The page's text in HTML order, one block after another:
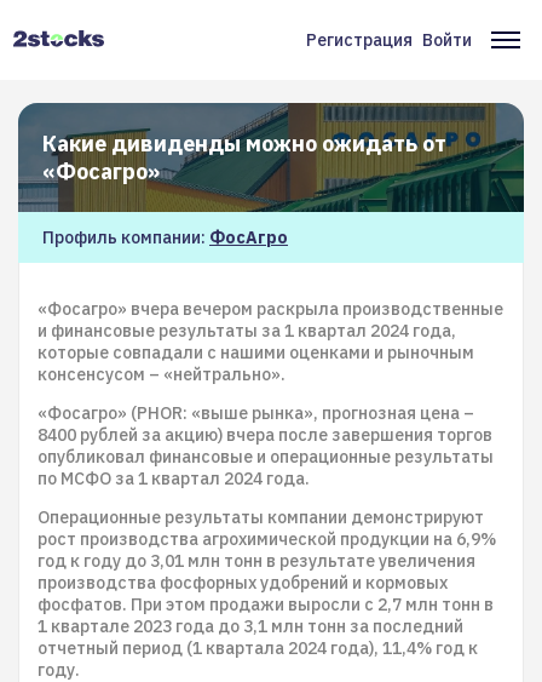
Меню
учётной
записи
пользователя
Регистрация Войти
Какие дивиденды можно ожидать от
«Фосагро»
Профиль компании: ФосАгро
«Фосагро» вчера вечером раскрыла производственные
и финансовые результаты за 1 квартал 2024 года,
которые совпадали с нашими оценками и рыночным
консенсусом – «нейтрально».
«Фосагро» (PHOR: «выше рынка», прогнозная цена –
8400 рублей за акцию) вчера после завершения торгов
опубликовал финансовые и операционные результаты
по МСФО за 1 квартал 2024 года.
Операционные результаты компании демонстрируют
рост производства агрохимической продукции на 6,9%
год к году до 3,01 млн тонн в результате увеличения
производства фосфорных удобрений и кормовых
фосфатов. При этом продажи выросли с 2,7 млн тонн в
1 квартале 2023 года до 3,1 млн тонн за последний
отчетный период (1 квартала 2024 года), 11,4% год к
году.